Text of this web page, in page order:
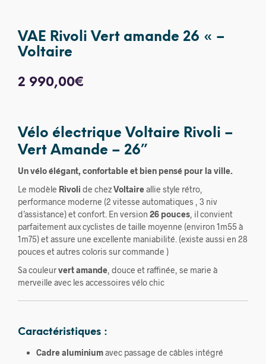
VAE Rivoli Vert amande 26 « –
Voltaire
2 990,00€
Vélo électrique Voltaire Rivoli –
Vert Amande – 26”
Un vélo élégant, confortable et bien pensé pour la ville.
Le modèle Rivoli de chezVoltaireallie style rétro,
performance moderne (2 vitesse automatiques , 3 niv
d’assistance) et confort. En version 26 pouces , il convient
parfaitement aux cyclistes de taille moyenne (environ 1m55 à
1m75) et assure une excellente maniabilité. (existe aussi en 28
pouces et autres coloris sur commande )
Sa couleurvert amande , douce et raffinée, se marie à
merveille avec les accessoires vélo chic
Caractéristiques :
Cadre aluminiumavec passage de câbles intégré